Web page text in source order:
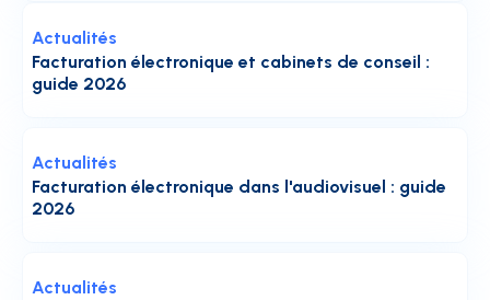
Facturation électronique et cabinets de conseil :
guide 2026
Actualités
Facturation électronique dans l'audiovisuel : guide
2026
Actualités
Actualités